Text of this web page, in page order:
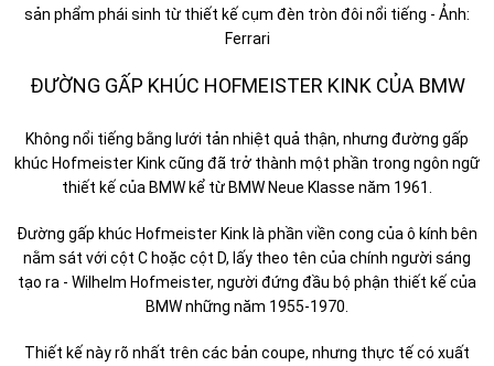
sản phẩm phái sinh từ thiết kế cụm đèn tròn đôi nổi tiếng - Ảnh:
Ferrari
ĐƯỜNG GẤP KHÚC HOFMEISTER KINK CỦA BMW
Không nổi tiếng bằng lưới tản nhiệt quả thận, nhưng đường gấp
khúc Hofmeister Kink cũng đã trở thành một phần trong ngôn ngữ
thiết kế của BMW kể từ BMW Neue Klasse năm 1961.
Đường gấp khúc Hofmeister Kink là phần viền cong của ô kính bên
nằm sát với cột C hoặc cột D, lấy theo tên của chính người sáng
tạo ra - Wilhelm Hofmeister, người đứng đầu bộ phận thiết kế của
BMW những năm 1955-1970.
Thiết kế này rõ nhất trên các bản coupe, nhưng thực tế có xuất